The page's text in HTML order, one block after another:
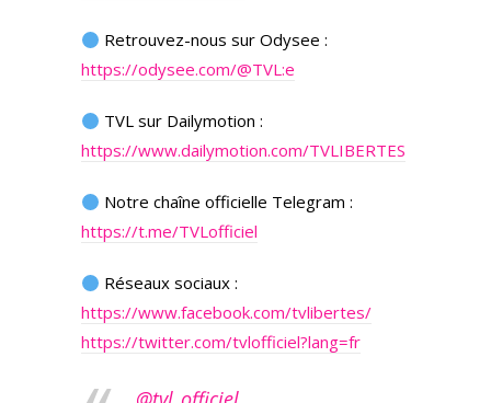
Retrouvez-nous sur Odysee :
https://odysee.com/@TVL:e
TVL sur Dailymotion :
https://www.dailymotion.com/TVLIBERTES
Notre chaîne officielle Telegram :
https://t.me/TVLofficiel
Réseaux sociaux :
https://www.facebook.com/tvlibertes/
https://twitter.com/tvlofficiel?lang=fr